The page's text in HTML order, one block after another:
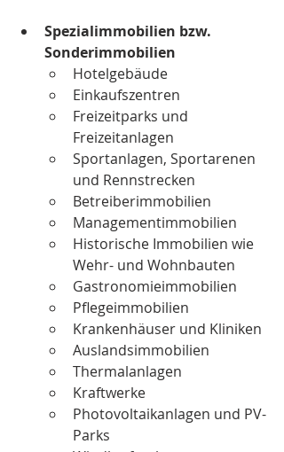
Spezialimmobilien bzw.
Sonderimmobilien
Hotelgebäude
Einkaufszentren
Freizeitparks und
Freizeitanlagen
Sportanlagen, Sportarenen
und Rennstrecken
Betreiberimmobilien
Managementimmobilien
Historische Immobilien wie
Wehr- und Wohnbauten
Gastronomieimmobilien
Pflegeimmobilien
Krankenhäuser und Kliniken
Auslandsimmobilien
Thermalanlagen
Kraftwerke
Photovoltaikanlagen und PV-
Parks